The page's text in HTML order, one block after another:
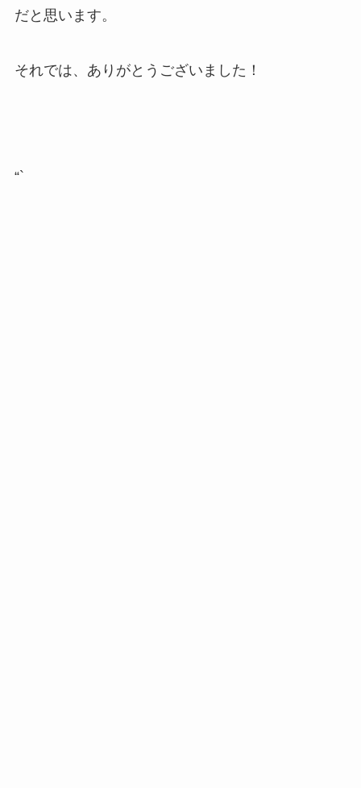
だと思います。
それでは、ありがとうございました！
“`